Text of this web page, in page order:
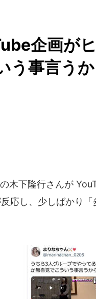
企画が
う事言う
木下隆行さんが
応し、少しばかり「